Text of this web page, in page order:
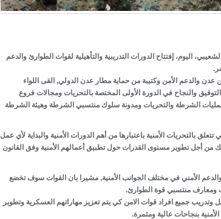
اليوم، إفتتاح الدورات التدريبية والتأهيلية لقوات الطوارئ والدعم
والدعم الأمن وكتيبة من حماية مطار عدن الدولي, القى اللواء
والنجاح في الدورة الأولى المختصة بالتحريات ومجالات فروع
عمليات الشرطة والتحريات ومدونة سلوك منتسبي الشرطة وهيئة الشرطة
بالتحريات الأمنية باعتبارها من أهم الدورات الأمنية والبداية لأي عمل
من أجل تطوير مستوى القدرات حول تطبيق أعمالهم الأمنية وفق القانون
والدعم الأمني في مختلف الجوانب الأمنية, مشيرا بان القوات سوف تخضع
ومعارف منتسبي قوة الطوارئ.
وتدريب جميع افراد قوات الامن كي يتم تعزيز مهاراتهم العسكرية وتطوير
بنجاحات عالية ومثمرة.